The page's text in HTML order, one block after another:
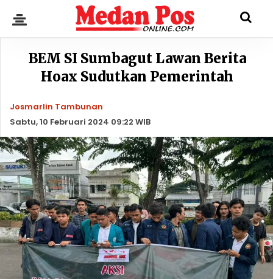
BEM SI Sumbagut Lawan Berita
Hoax Sudutkan Pemerintah
Josmarlin Tambunan
Sabtu, 10 Februari 2024 09:22 WIB